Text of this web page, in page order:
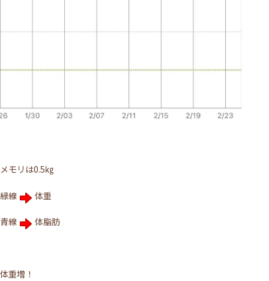
メモリは0.5㎏
緑線 体重
青線 体脂肪
体重増！